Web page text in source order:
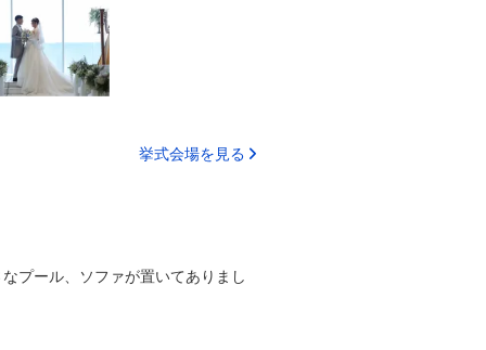
挙式会場を見る
プール、ソファが置いてありまし